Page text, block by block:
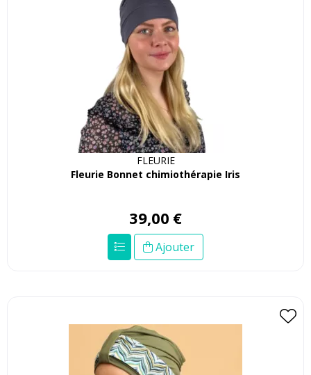
FLEURIE
Fleurie Bonnet chimiothérapie Iris
39,00 €
Ajouter